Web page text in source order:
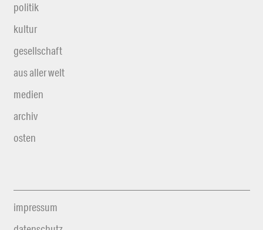
politik
kultur
gesellschaft
aus aller welt
medien
archiv
osten
impressum